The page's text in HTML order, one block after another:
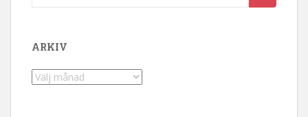
ARKIV
Arkiv